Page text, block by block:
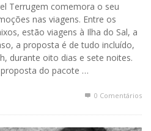
Terrugem comemora o seu
nas viagens. Entre os
estão viagens à Ilha do Sal, a
a proposta é de tudo incluído,
durante oito dias e sete noites.
do pacote …
0 Comentários